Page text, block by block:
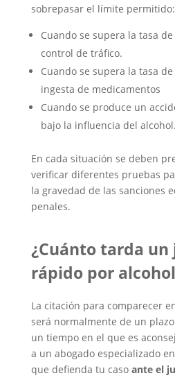
sobrepasar el límite permitido:
Cuando se supera la tasa
control de tráfico.
Cuando se supera la tasa
ingesta de medicamentos
Cuando se produce un
bajo la influencia del alcohol.
En cada situación se deben
verificar diferentes pruebas
la gravedad de las sanciones
penales.
¿Cuánto tarda un
rápido por
La citación para comparecer
será normalmente de un
un tiempo en el que es
a un abogado especializado
que defienda tu caso ante el